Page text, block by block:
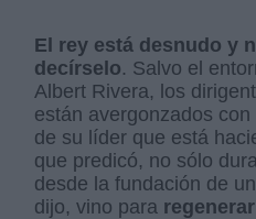
El rey está desnudo y
decírselo. Salvo el
Albert Rivera, los
están avergonzados
de su líder que está
que predicó, no sólo
desde la fundación de
dijo, vino para